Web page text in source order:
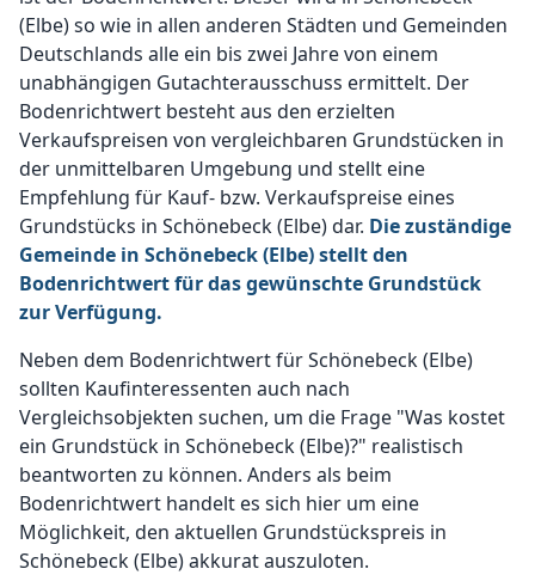
(Elbe) so wie in allen anderen Städten und Gemeinden
Deutschlands alle ein bis zwei Jahre von einem
unabhängigen Gutachterausschuss ermittelt. Der
Bodenrichtwert besteht aus den erzielten
Verkaufspreisen von vergleichbaren Grundstücken in
der unmittelbaren Umgebung und stellt eine
Empfehlung für Kauf- bzw. Verkaufspreise eines
Grundstücks in Schönebeck (Elbe) dar. Die zuständige
Gemeinde in Schönebeck (Elbe) stellt den
Bodenrichtwert für das gewünschte Grundstück
zur Verfügung.
Neben dem Bodenrichtwert für Schönebeck (Elbe)
sollten Kaufinteressenten auch nach
Vergleichsobjekten suchen, um die Frage "Was kostet
ein Grundstück in Schönebeck (Elbe)?" realistisch
beantworten zu können. Anders als beim
Bodenrichtwert handelt es sich hier um eine
Möglichkeit, den aktuellen Grundstückspreis in
Schönebeck (Elbe) akkurat auszuloten.